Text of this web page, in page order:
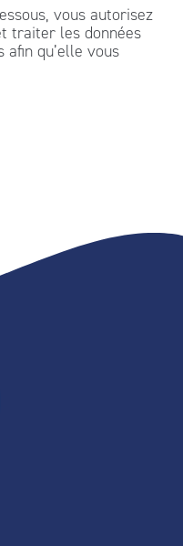
vous autorisez
traiter les données
afin qu’elle vous